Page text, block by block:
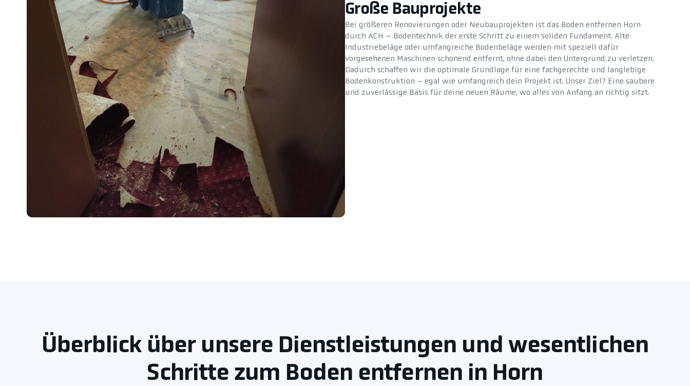
Große Bauprojekte
Bei größeren Renovierungen oder Neubauprojekten ist das Boden entfernen Horn
durch ACH – Bodentechnik der erste Schritt zu einem soliden Fundament. Alte
Industriebeläge oder umfangreiche Bodenbeläge werden mit speziell dafür
vorgesehenen Maschinen schonend entfernt, ohne dabei den Untergrund zu verletzen.
Dadurch schaffen wir die optimale Grundlage für eine fachgerechte und langlebige
Bodenkonstruktion – egal wie umfangreich dein Projekt ist. Unser Ziel? Eine saubere
und zuverlässige Basis für deine neuen Räume, wo alles von Anfang an richtig sitzt.
Überblick über unsere Dienstleistungen und wesentlichen
Schritte zum Boden entfernen in Horn